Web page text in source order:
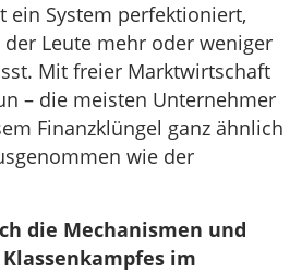
ein System perfektioniert,
der Leute mehr oder weniger
Mit freier Marktwirtschaft
– die meisten Unternehmer
Finanzklüngel ganz ähnlich
wie der
die Mechanismen und
im